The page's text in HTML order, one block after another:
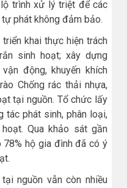
trình xử lý triệt để các
phát không đảm bảo.
khai thực hiện trách
sinh hoạt; xây dựng
động, khuyến khích
Chống rác thải nhựa,
tại nguồn. Tổ chức lấy
tác phát sinh, phân loại,
Qua khảo sát gần
78% hộ gia đình đã có ý
nguồn vẫn còn nhiều